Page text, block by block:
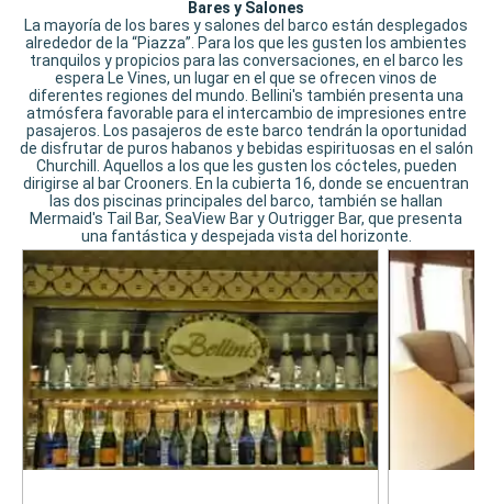
Bares y Salones
La mayoría de los bares y salones del barco están desplegados
alrededor de la “Piazza”. Para los que les gusten los ambientes
tranquilos y propicios para las conversaciones, en el barco les
espera Le Vines, un lugar en el que se ofrecen vinos de
diferentes regiones del mundo. Bellini's también presenta una
atmósfera favorable para el intercambio de impresiones entre
pasajeros. Los pasajeros de este barco tendrán la oportunidad
de disfrutar de puros habanos y bebidas espirituosas en el salón
Churchill. Aquellos a los que les gusten los cócteles, pueden
dirigirse al bar Crooners. En la cubierta 16, donde se encuentran
las dos piscinas principales del barco, también se hallan
Mermaid's Tail Bar, SeaView Bar y Outrigger Bar, que presenta
una fantástica y despejada vista del horizonte.